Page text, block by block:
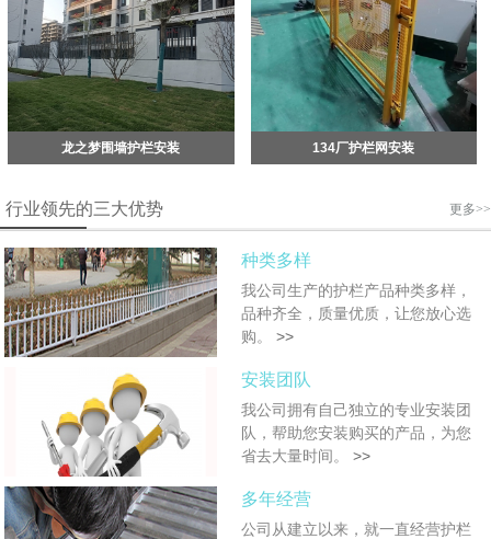
龙之梦围墙护栏安装 134厂护栏网安装
行业领先的三大优势 更多>>
种类多样
我公司生产的护栏产品种类多样，
品种齐全，质量优质，让您放心选
购。 >>
安装团队
我公司拥有自己独立的专业安装团
队，帮助您安装购买的产品，为您
省去大量时间。 >>
多年经营
公司从建立以来，就一直经营护栏